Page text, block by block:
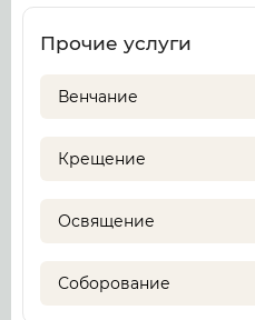
Прочие услуги
Венчание
Крещение
Освящение
Соборование